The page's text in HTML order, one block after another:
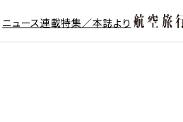
ニュース連載特集／本誌より